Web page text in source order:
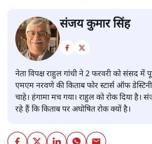
संजय कुमार सिंह
नेता विपक्ष राहुल गांधी ने 2 फरवरी को संसद में
एमएम नरवणे की किताब फोर स्टार्स ऑफ
चाहे। हंगामा मच गया। राहुल को रोक दिया है।
रहे हैं कि किताब पर अघोषित रोक क्यों है।